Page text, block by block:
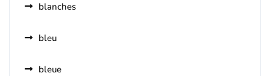
blanches
bleu
bleue